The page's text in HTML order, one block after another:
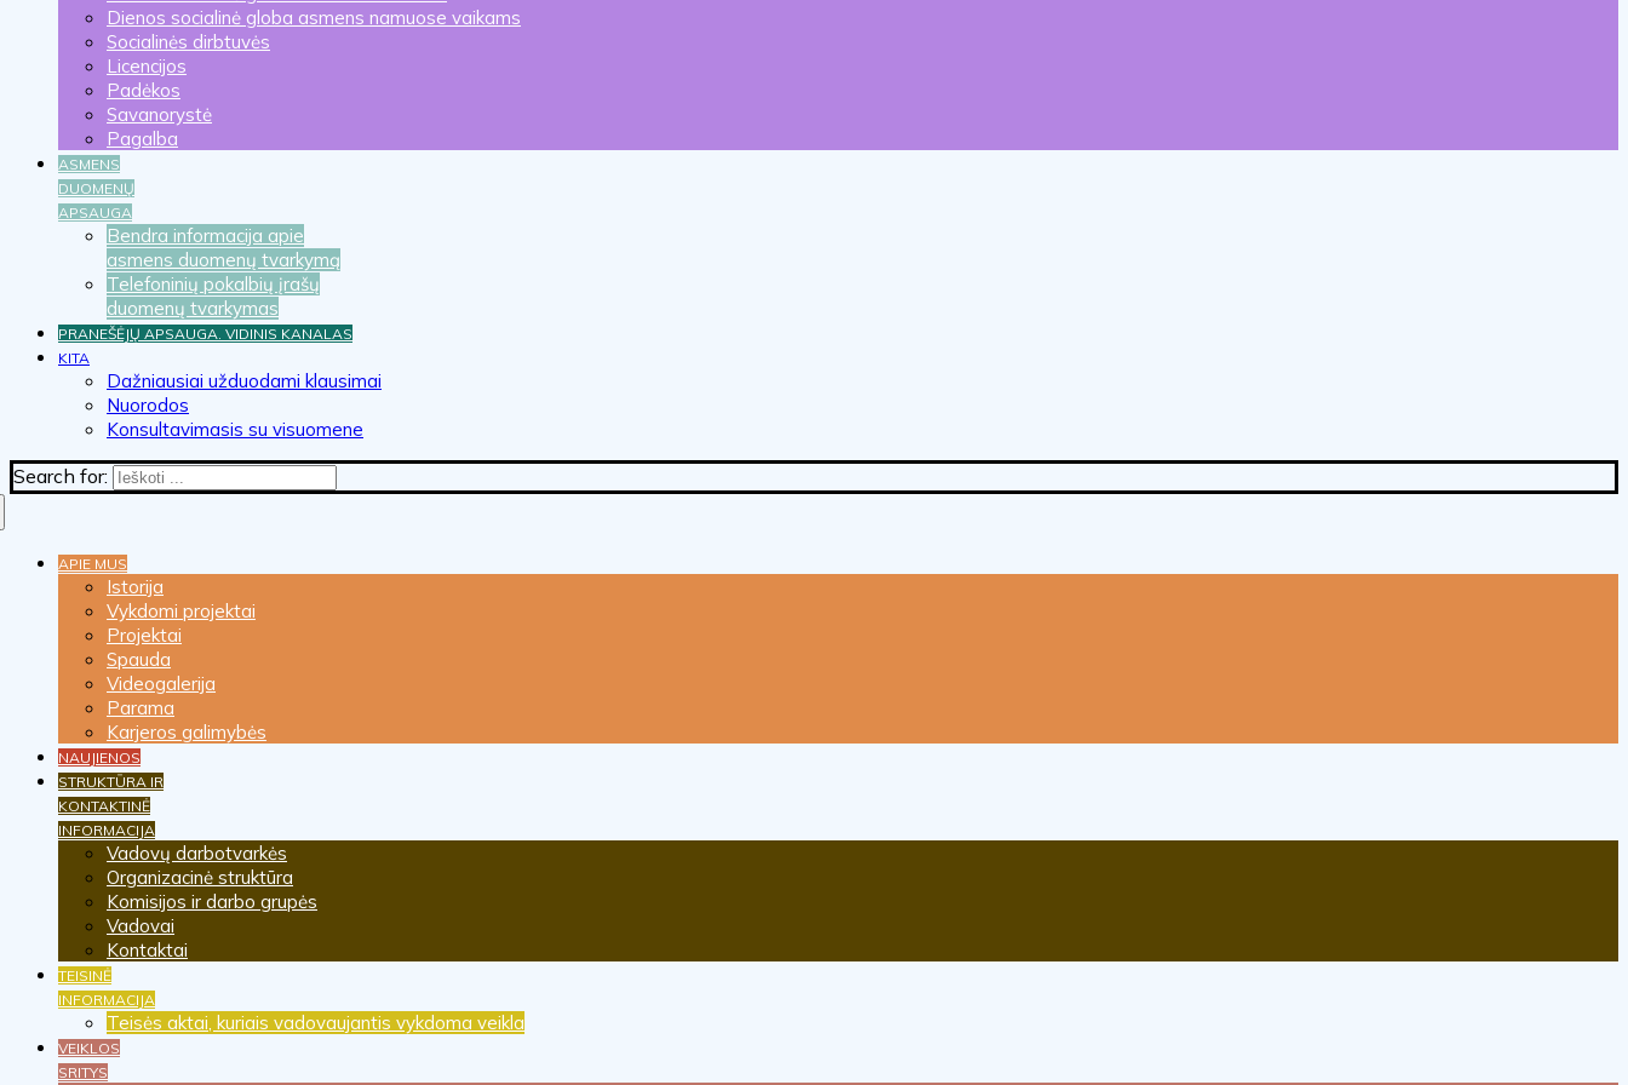
Dienos socialinė globa asmens namuose vaikams
Socialinės dirbtuvės
Licencijos
Padėkos
Savanorystė
Pagalba
ASMENS
DUOMENŲ
APSAUGA
Bendra informacija apie
asmens duomenų tvarkymą
Telefoninių pokalbių įrašų
duomenų tvarkymas
PRANEŠĖJŲ APSAUGA. VIDINIS KANALAS
KITA
Dažniausiai užduodami klausimai
Nuorodos
Konsultavimasis su visuomene
Search for:
APIE MUS
Istorija
Vykdomi projektai
Projektai
Spauda
Videogalerija
Parama
Karjeros galimybės
NAUJIENOS
STRUKTŪRA IR
KONTAKTINĖ
INFORMACIJA
Vadovų darbotvarkės
Organizacinė struktūra
Komisijos ir darbo grupės
Vadovai
Kontaktai
TEISINĖ
INFORMACIJA
Teisės aktai, kuriais vadovaujantis vykdoma veikla
VEIKLOS
SRITYS